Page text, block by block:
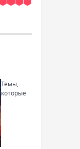
Темы,
которые